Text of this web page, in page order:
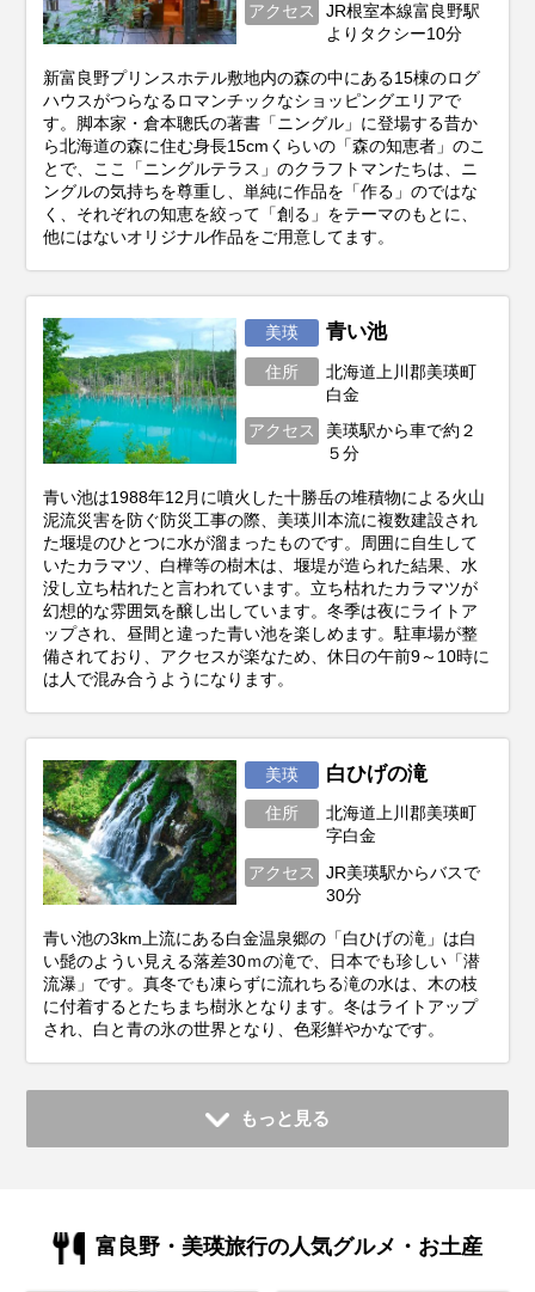
アクセス
JR根室本線富良野駅
よりタクシー10分
新富良野プリンスホテル敷地内の森の中にある15棟のログ
ハウスがつらなるロマンチックなショッピングエリアで
す。脚本家・倉本聰氏の著書「ニングル」に登場する昔か
ら北海道の森に住む身長15cmくらいの「森の知恵者」のこ
とで、ここ「ニングルテラス」のクラフトマンたちは、ニ
ングルの気持ちを尊重し、単純に作品を「作る」のではな
く、それぞれの知恵を絞って「創る」をテーマのもとに、
他にはないオリジナル作品をご用意してます。
美瑛 青い池
住所
北海道上川郡美瑛町
白金
アクセス
美瑛駅から車で約２
５分
青い池は1988年12月に噴火した十勝岳の堆積物による火山
泥流災害を防ぐ防災工事の際、美瑛川本流に複数建設され
た堰堤のひとつに水が溜まったものです。周囲に自生して
いたカラマツ、白樺等の樹木は、堰堤が造られた結果、水
没し立ち枯れたと言われています。立ち枯れたカラマツが
幻想的な雰囲気を醸し出しています。冬季は夜にライトア
ップされ、昼間と違った青い池を楽しめます。駐車場が整
備されており、アクセスが楽なため、休日の午前9～10時に
は人で混み合うようになります。
美瑛 白ひげの滝
住所
北海道上川郡美瑛町
字白金
アクセス
JR美瑛駅からバスで
30分
青い池の3km上流にある白金温泉郷の「白ひげの滝」は白
い髭のようい見える落差30ｍの滝で、日本でも珍しい「潜
流瀑」です。真冬でも凍らずに流れちる滝の水は、木の枝
に付着するとたちまち樹氷となります。冬はライトアップ
され、白と青の氷の世界となり、色彩鮮やかなです。
もっと見る
富良野・美瑛旅行の人気グルメ・お土産